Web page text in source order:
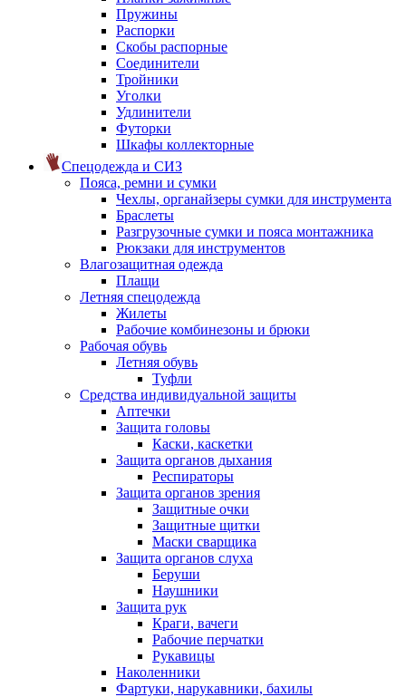
Пружины
Распорки
Скобы распорные
Соединители
Тройники
Уголки
Удлинители
Футорки
Шкафы коллекторные
Спецодежда и СИЗ
Пояса, ремни и сумки
Чехлы, органайзеры сумки для инструмента
Браслеты
Разгрузочные сумки и пояса монтажника
Рюкзаки для инструментов
Влагозащитная одежда
Плащи
Летняя спецодежда
Жилеты
Рабочие комбинезоны и брюки
Рабочая обувь
Летняя обувь
Туфли
Средства индивидуальной защиты
Аптечки
Защита головы
Каски, каскетки
Защита органов дыхания
Респираторы
Защита органов зрения
Защитные очки
Защитные щитки
Маски сварщика
Защита органов слуха
Беруши
Наушники
Защита рук
Краги, вачеги
Рабочие перчатки
Рукавицы
Наколенники
Фартуки, нарукавники, бахилы